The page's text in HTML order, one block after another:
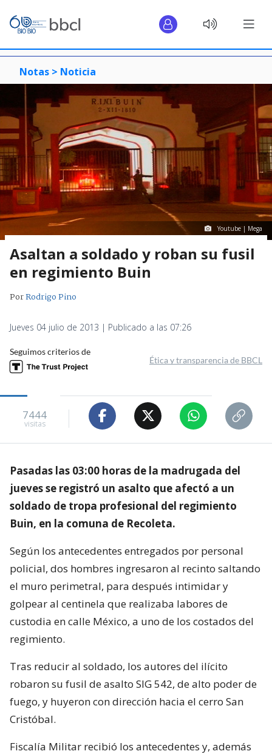
Notas > Noticia
Youtube | Mega
Asaltan a soldado y roban su fusil
en regimiento Buin
PorRodrigo Pino
Jueves 04 julio de 2013 | Publicado a las 07:26
Seguimos criterios de
Ética y transparencia de BBCL
7444
visitas
Pasadas las 03:00 horas de la madrugada del
jueves se registró un asalto que afectó a un
soldado de tropa profesional del regimiento
Buin, en la comuna de Recoleta.
Según los antecedentes entregados por personal
policial, dos hombres ingresaron al recinto saltando
el muro perimetral, para después intimidar y
golpear al centinela que realizaba labores de
custodia en calle México, a uno de los costados del
regimiento.
Tras reducir al soldado, los autores del ilícito
robaron su fusil de asalto SIG 542, de alto poder de
fuego, y huyeron con dirección hacia el cerro San
Cristóbal.
Fiscalía Militar recibió los antecedentes y, además